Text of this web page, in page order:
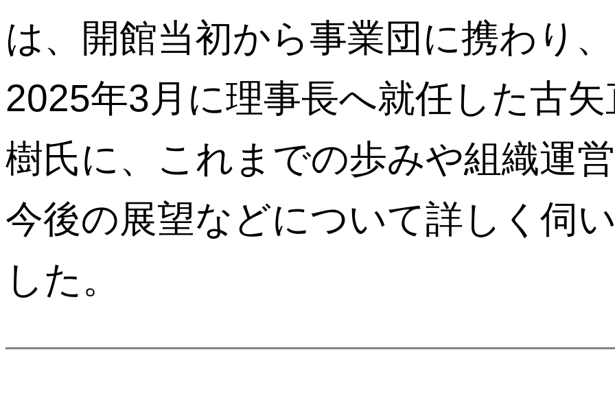
は、開館当初から事業団に携わり、
2025年3月に理事長へ就任した古矢
樹氏に、これまでの歩みや組織運
今後の展望などについて詳しく伺
した。